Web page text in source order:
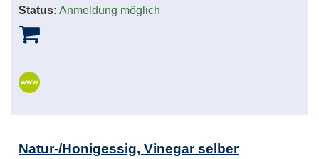
Status: Anmeldung möglich
Natur-/Honigessig, Vinegar selber